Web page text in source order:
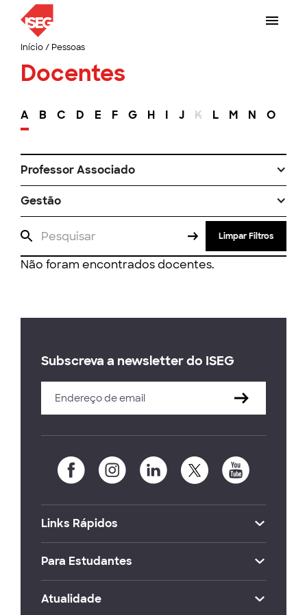
Início/ Pessoas
Docentes
A B C D E F G H I J K L M N O
Professor Associado
Gestão
Limpar Filtros
Não foram encontrados docentes.
Subscreva a newsletter do ISEG
Links Rápidos
Para Estudantes
Atualidade